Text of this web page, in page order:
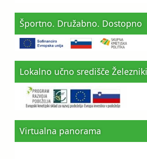
Športno. Družabno. Dostopno
Lokalno učno središče Železniki
Virtualna panorama